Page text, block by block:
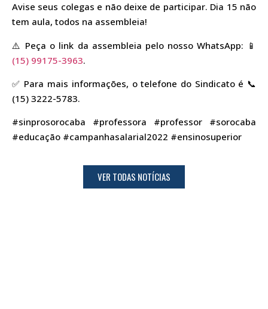
Avise seus colegas e não deixe de participar. Dia 15 não
tem aula, todos na assembleia!
⚠️ Peça o link da assembleia pelo nosso WhatsApp: 📱
(15) 99175-3963.
✅ Para mais informações, o telefone do Sindicato é 📞
(15) 3222-5783.
#sinprosorocaba #professora #professor #sorocaba
#educação #campanhasalarial2022 #ensinosuperior
VER TODAS NOTÍCIAS